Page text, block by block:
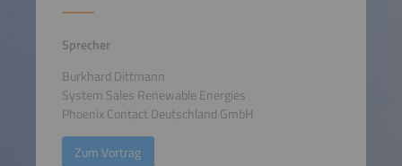
Sprecher
Burkhard Dittmann
System Sales Renewable Energies
Phoenix Contact Deutschland GmbH
Zum Vortrag